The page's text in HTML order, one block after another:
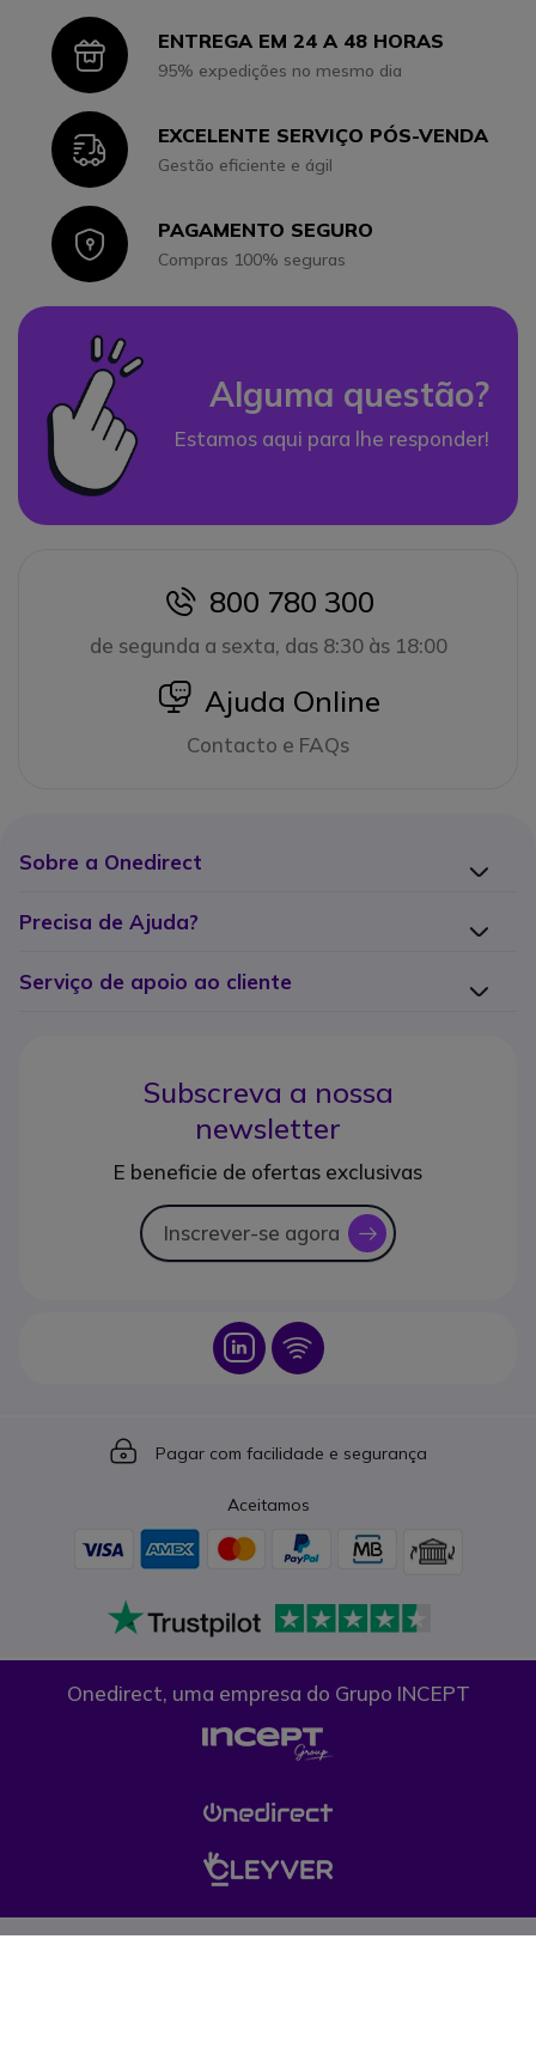
IconENTREGA EM 24 A 48 HORAS
95% expedições no mesmo dia
IconEXCELENTE SERVIÇO PÓS-VENDA
Gestão eficiente e ágil
IconPAGAMENTO SEGURO
Compras 100% seguras
Alguma questão?
Estamos aqui para lhe responder!
icon
800 780 300
de segunda a sexta, das 8:30 às 18:00
icon
Ajuda Online
Contacto e FAQs
Sobre a Onedirect
Precisa de Ajuda?
Serviço de apoio ao cliente
Subscreva a nossa
newsletter
E beneficie de ofertas exclusivas
Inscrever-se agora icon
Icon Icon
Icon
Pagar com facilidade e segurança
Aceitamos
Onedirect, uma empresa do Grupo INCEPT